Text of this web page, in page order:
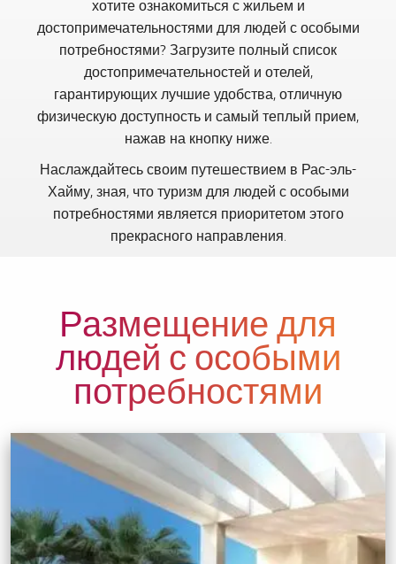
хотите ознакомиться с жильем и
достопримечательностями для людей с особыми
потребностями? Загрузите полный список
достопримечательностей и отелей,
гарантирующих лучшие удобства, отличную
физическую доступность и самый теплый прием,
нажав на кнопку ниже.
Наслаждайтесь своим путешествием в Рас-эль-
Хайму, зная, что туризм для людей с особыми
потребностями является приоритетом этого
прекрасного направления.
Размещение для
людей с особыми
потребностями